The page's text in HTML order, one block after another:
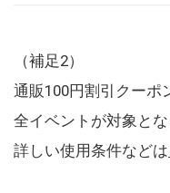
（補足2）
通販100円割引クーポ
全イベントが対象とな
詳しい使用条件などは